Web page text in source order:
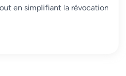
en simplifiant la révocation